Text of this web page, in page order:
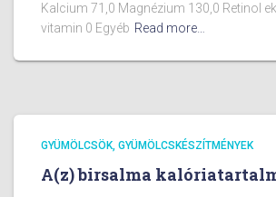
Kalcium 71,0 Magnézium 130,0 Retinol
vitamin 0 Egyéb Read more…
GYÜMÖLCSÖK, GYÜMÖLCSKÉSZÍTMÉNYEK
A(z) birsalma